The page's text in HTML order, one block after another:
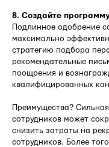
8. Создайте
Подлинное одобрение
максимально
стратегию подбора
рекомендательные
поощрения и
квалифицированных
Преимущества?
сотрудников может
снизить затраты на
сотрудников. Более